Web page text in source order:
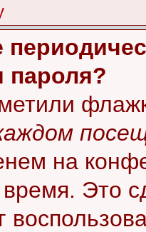
пароля?
на
Это